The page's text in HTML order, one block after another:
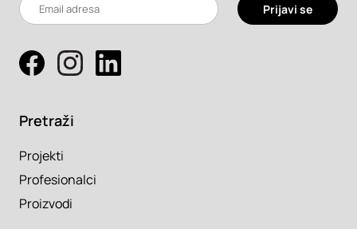
Prijavi se
Pretraži
Projekti
Profesionalci
Proizvodi